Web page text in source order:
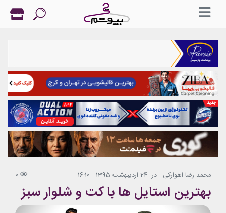
محمد رضا اهوارکی در 24 اردیبهشت 1395 - 16:10 0
بهترین استایل ها با کت و شلوار سبز